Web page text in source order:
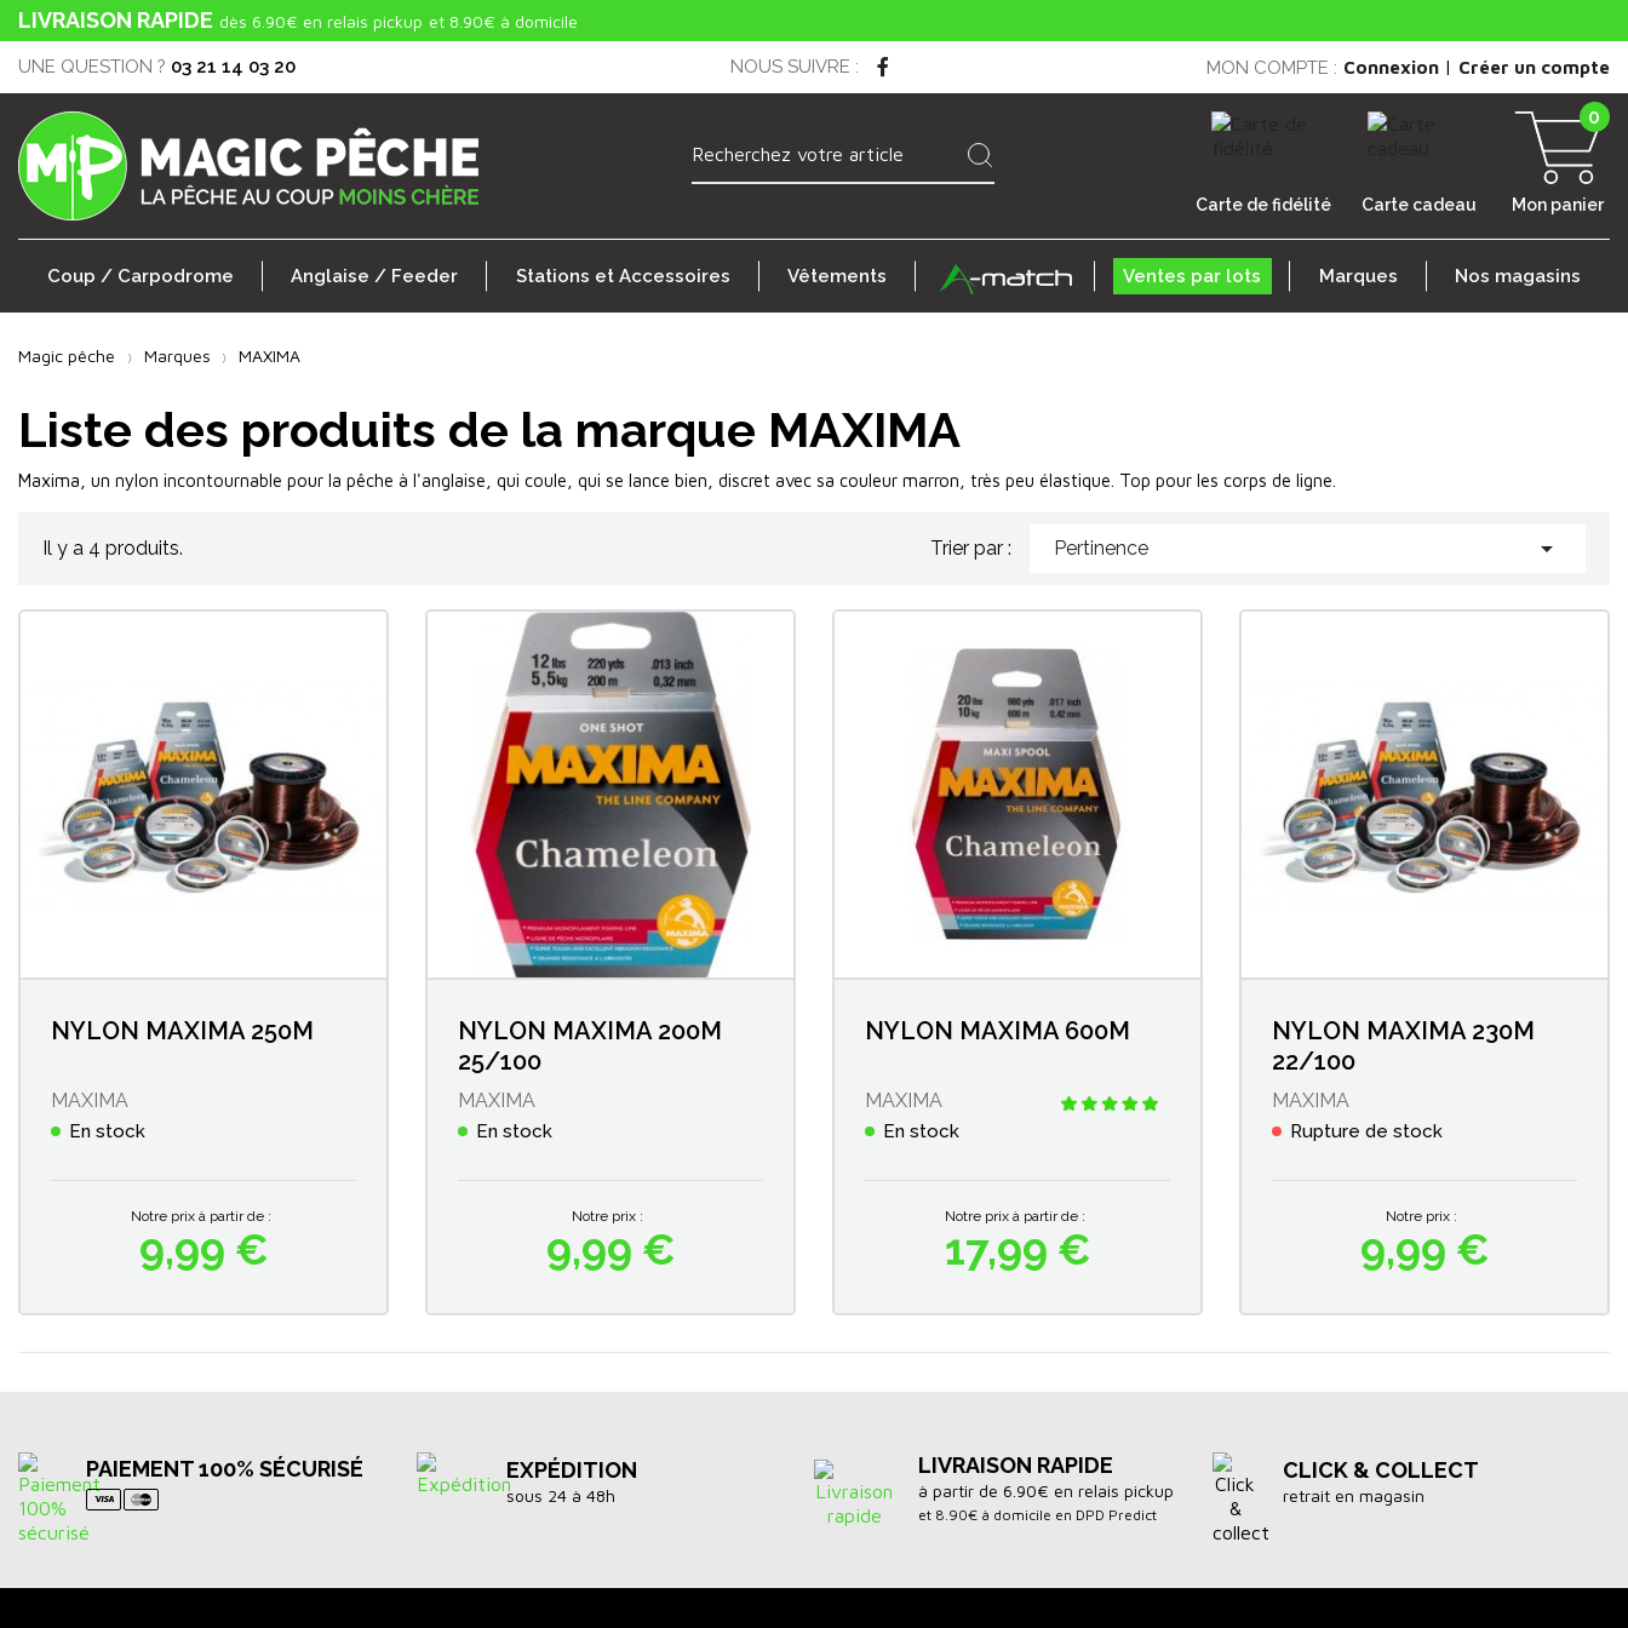
LIVRAISON RAPIDE dès 6.90€ en relais pickup et 8.90€ à domicile
UNE QUESTION ? 03 21 14 03 20 NOUS SUIVRE : MON COMPTE : Connexion | Créer un compte
Carte de fidélité Carte cadeau Mon panier
0
Coup / Carpodrome Anglaise / Feeder Stations et Accessoires Vêtements Ventes par lots Marques Nos magasins
Magic pêche Marques MAXIMA
Liste des produits de la marque MAXIMA
Maxima, un nylon incontournable pour la pêche à l'anglaise, qui coule, qui se lance bien, discret avec sa couleur marron, très peu élastique. Top pour les corps de ligne.
Il y a 4 produits. Trier par : Pertinence 
NYLON MAXIMA 250M
MAXIMA
En stock
Prix
Notre prix à partir de :
9,99 €
NYLON MAXIMA 200M
25/100
MAXIMA
En stock
Prix
Notre prix :
9,99 €
NYLON MAXIMA 600M
MAXIMA
En stock
Prix
Notre prix à partir de :
17,99 €
NYLON MAXIMA 230M
22/100
MAXIMA
Rupture de stock
Prix
Notre prix :
9,99 €
PAIEMENT 100% SÉCURISÉ EXPÉDITION
sous 24 à 48h
LIVRAISON RAPIDE
à partir de 6.90€ en relais pickup
et 8.90€ à domicile en DPD Predict
CLICK & COLLECT
retrait en magasin